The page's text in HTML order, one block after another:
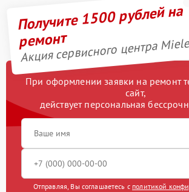
Получите 1500 рублей на
ремонт
Акция сервисного центра
При оформлении заявки на ремонт
сайт,
действует персональная
Отправляя, Вы соглашаетесь с политикой